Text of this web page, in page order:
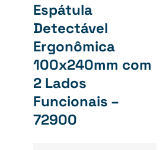
Espátula
Detectável
Ergonômica
100x240mm com
2 Lados
Funcionais –
72900